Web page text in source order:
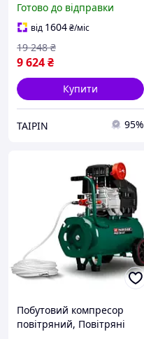
Компресор поршневий,
Компресор побутовий
електричний, FBK
Готово до відправки
від 1604₴/міс
9 624₴
19 248 ₴
Купити
TAIPIN 95%
Побутовий компресор
повітряний, Повітряні